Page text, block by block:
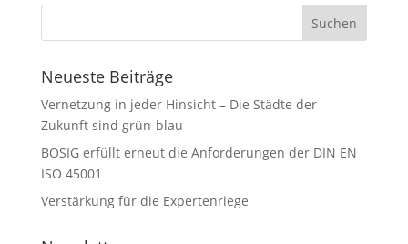
Neueste Beiträge
Vernetzung in jeder Hinsicht – Die Städte der
Zukunft sind grün-blau
BOSIG erfüllt erneut die Anforderungen der DIN EN
ISO 45001
Verstärkung für die Expertenriege